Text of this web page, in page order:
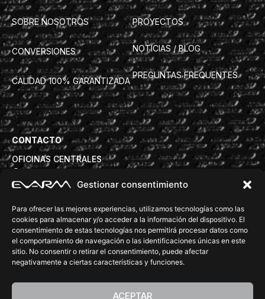
Gestionar consentimiento
Para ofrecer las mejores experiencias, utilizamos tecnologías como las
cookies para almacenar y/o acceder a la información del dispositivo. El
consentimiento de estas tecnologías nos permitirá procesar datos como
el comportamiento de navegación o las identificaciones únicas en este
sitio. No consentir o retirar el consentimiento, puede afectar
negativamente a ciertas características y funciones.
ACEPTAR
SOBRE NOSOTROS
CONVERSIONES
CALIDAD 100% GARANTIZADA
PROYECTOS
NOTICIAS / BLOG
PREGUNTAS FREQUENTES
CONTACTO
OFICINAS CENTRALES
info@evarm.com
+34932809972
DELEGACIONES COMERCIALES
tecnica@evarm.com
+34932809972
SÍGUENOS: